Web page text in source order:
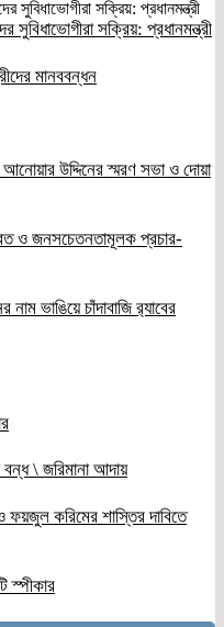
সুবিধাভোগীরা সক্রিয়: প্রধানমন্ত্রী
মানববন্ধন
আনোয়ার উদ্দিনের স্মরণ সভা ও দোয়া
ও জনসচেতনতামূলক প্রচার-
ভাঙিয়ে চাঁদাবাজি র‌্যাবের
\ জরিমানা আদায়
করিমের শাস্তির দাবিতে
স্পীকার